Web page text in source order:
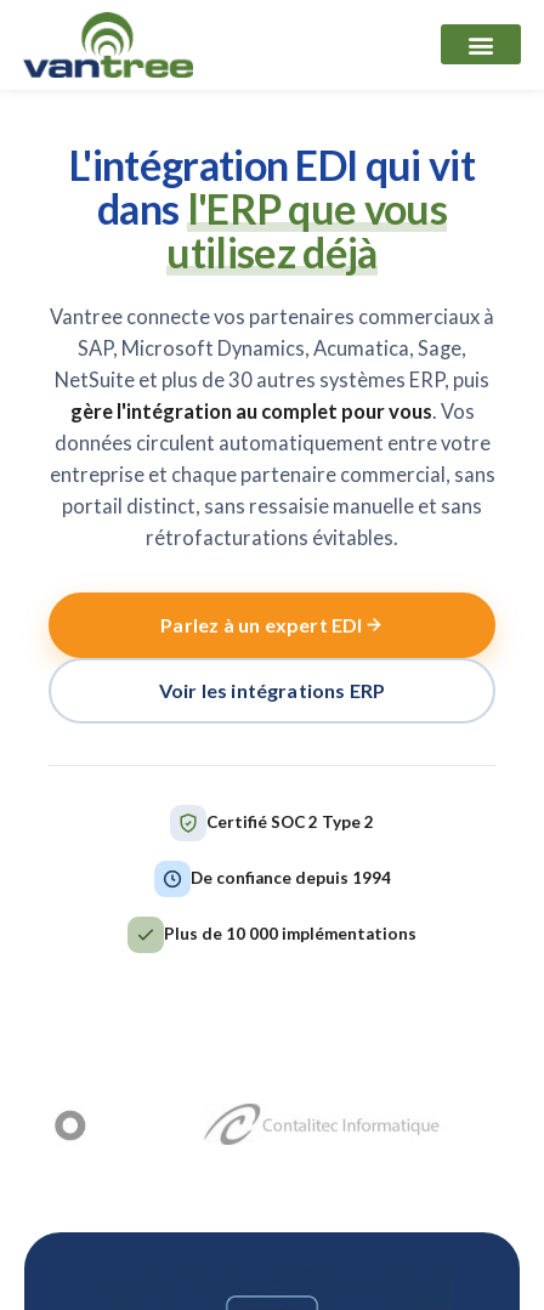
contenu
L'intégration EDI qui vit
dans l'ERP que vous
utilisez déjà
Vantree connecte vos partenaires commerciaux à
SAP, Microsoft Dynamics, Acumatica, Sage,
NetSuite et plus de 30 autres systèmes ERP, puis
gère l'intégration au complet pour vous. Vos
données circulent automatiquement entre votre
entreprise et chaque partenaire commercial, sans
portail distinct, sans ressaisie manuelle et sans
rétrofacturations évitables.
Parlez à un expert EDI
Voir les intégrations ERP
Certifié SOC 2 Type 2
De confiance depuis 1994
Plus de 10 000 implémentations